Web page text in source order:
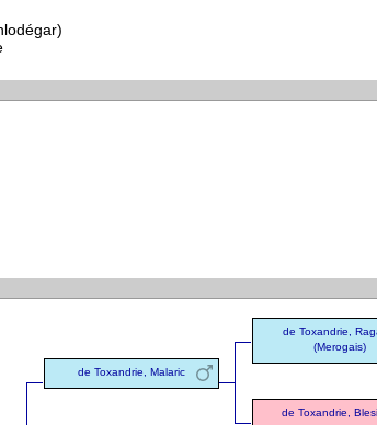
de Toxandrie, Malaric
de Toxandrie,
(Merogais)
de Toxandrie,